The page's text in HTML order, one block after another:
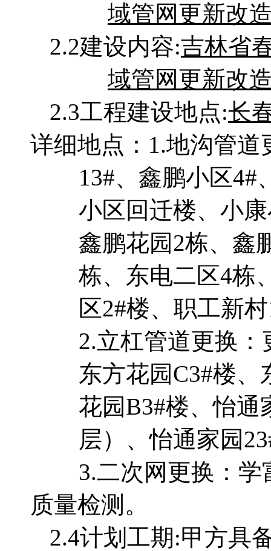
域管网更新改
2.2建设内容:吉林省
域管网更新改
2.3工程建设地点:长
详细地点： 1.地沟管道
13#、鑫鹏小区4#
小区回迁楼、小
鑫鹏花园2栋、鑫
栋、东电二区4栋
区2#楼、职工新村
2.立杠管道更换：
东方花园C3#楼、
花园B3#楼、怡通
层）、怡通家园
3.二次网更换：
质量检测。
2.4计划工期:甲方具